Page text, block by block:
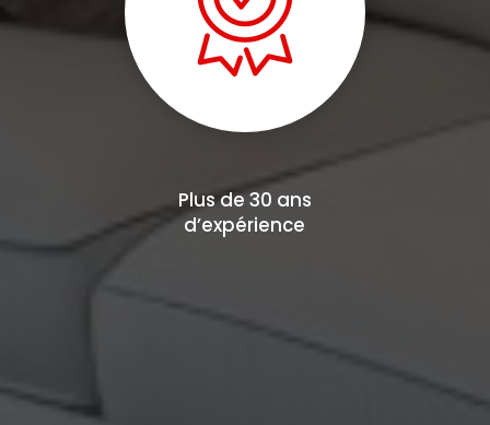
Plus de 30 ans
d’expérience